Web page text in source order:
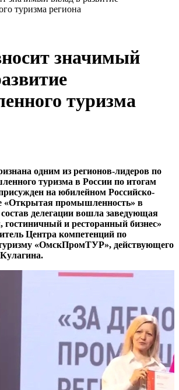
туризма региона
значимый
туризма
одним из регионов-лидеров по
туризма в России по итогам
на юбилейном Российско-
«Открытая промышленность» в
делегации вошла заведующая
гостиничный и ресторанный бизнес»
Центра компетенций по
«ОмскПромТУР», действующего